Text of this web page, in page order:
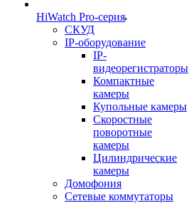
HiWatch Pro-серия
CКУД
IP-оборудование
IP-
видеорегистраторы
Компактные
камеры
Купольные камеры
Скоростные
поворотные
камеры
Цилиндрические
камеры
Домофония
Сетевые коммутаторы